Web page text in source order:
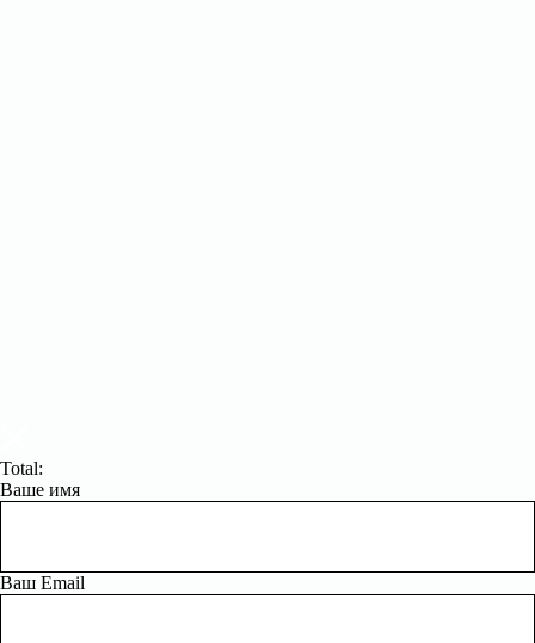
Total:
Ваше имя
Ваш Email